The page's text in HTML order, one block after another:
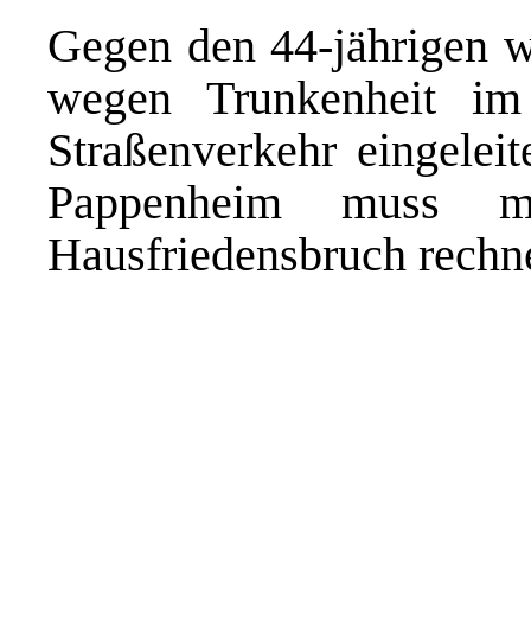
Gegen den 44-jährigen
wegen Trunkenheit
Straßenverkehr
Pappenheim muss
Hausfriedensbruch